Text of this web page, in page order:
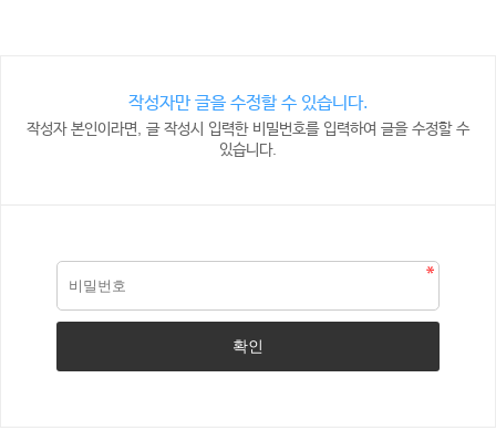
작성자만 글을 수정할 수 있습니다.
작성자 본인이라면, 글 작성시 입력한 비밀번호를 입력하여 글을 수정할 수
있습니다.